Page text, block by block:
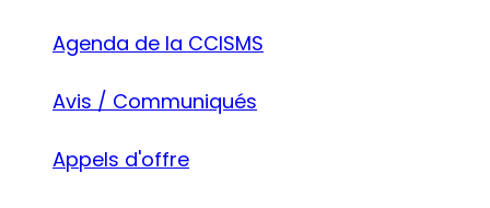
Agenda de la CCISMS
Avis / Communiqués
Appels d'offre